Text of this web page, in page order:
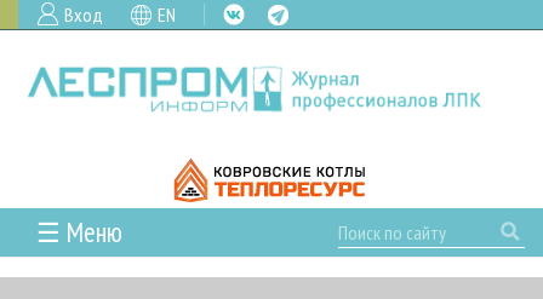
Вход EN
☰ Меню
ГЛАВНАЯ